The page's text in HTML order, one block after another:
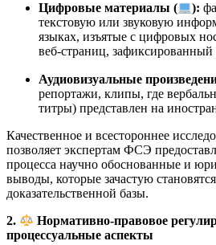
Цифровые материалы ( ):
текстовую или звуковую
языках, изъятые с цифровых
веб-страниц, зафиксированный
Аудиовизуальные
репортажи, клипы, где
титры) представлен на
Качественное и всестороннее
позволяет экспертам ФСЭ
процесса научно обоснованные и
выводы, которые зачастую
доказательственной базы.
2.
Нормативно-правовое
процессуальные аспекты